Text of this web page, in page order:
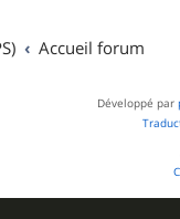
Accueil forum
Développé par